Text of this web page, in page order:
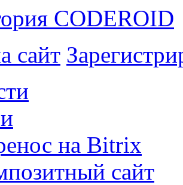
CODEROID
сайт
на Bitrix
сайт